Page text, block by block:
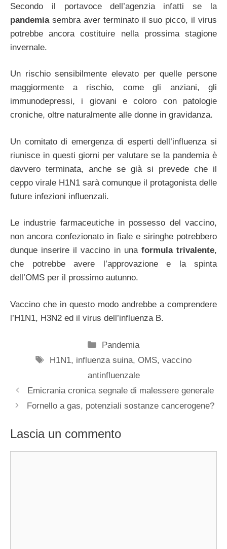
Secondo il portavoce dell’agenzia infatti se la
pandemiasembra aver terminato il suo picco, il virus
potrebbe ancora costituire nella prossima stagione
invernale.
Un rischio sensibilmente elevato per quelle persone
maggiormente a rischio, come gli anziani, gli
immunodepressi, i giovani e coloro con patologie
croniche, oltre naturalmente alle donne in gravidanza.
Un comitato di emergenza di esperti dell’influenza si
riunisce in questi giorni per valutare se la pandemia è
davvero terminata, anche se già si prevede che il
ceppo virale H1N1 sarà comunque il protagonista delle
future infezioni influenzali.
Le industrie farmaceutiche in possesso del vaccino,
non ancora confezionato in fiale e siringhe potrebbero
dunque inserire il vaccino in una formula trivalente,
che potrebbe avere l’approvazione e la spinta
dell’OMS per il prossimo autunno.
Vaccino che in questo modo andrebbe a comprendere
l’H1N1, H3N2 ed il virus dell’influenza B.
Categorie
Pandemia
Tag
H1N1, influenza suina, OMS, vaccino
antinfluenzale
Emicrania cronica segnale di malessere generale
Fornello a gas, potenziali sostanze cancerogene?
Lascia un commento